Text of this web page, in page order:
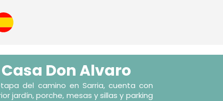
Don Alvaro
del camino en Sarria, cuenta con
jardín, porche, mesas y sillas y parking